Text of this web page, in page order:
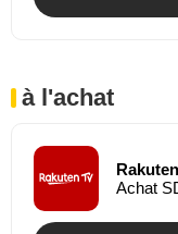
à l'achat
Achat